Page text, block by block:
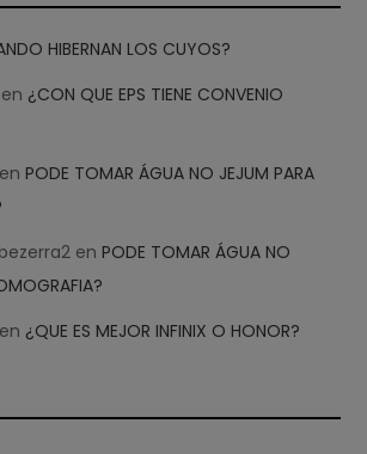
HIBERNAN LOS CUYOS?
en ¿CON QUE EPS TIENE CONVENIO
enPODE TOMAR ÁGUA NO JEJUM PARA
enPODE TOMAR ÁGUA NO
en ¿QUE ES MEJOR INFINIX O HONOR?